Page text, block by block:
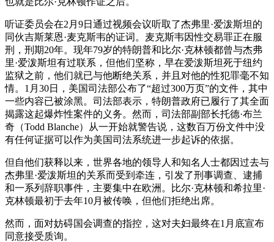
听证委员会在2月9日通过视频会议听取了杰弗里·爱泼斯坦的
同伙吉斯莱恩·麦克斯韦的证词。麦克斯韦因性交易罪正在服
刑，刑期20年。现年79岁的特朗普和比尔·克林顿都曾与杰弗
里·爱泼斯坦有过联系，但他们坚称，早在爱泼斯坦死于纽约
监狱之前，他们就已与他断绝关系，并且对他的性犯罪毫不知
情。1月30日，美国司法部公布了“超过300万页”的文件，其中
一些内容已被涂黑。司法部表示，特朗普政府已履行了其全面
揭露这起爆炸性案件的义务。然而，司法部副部长托德·布兰
奇（Todd Blanche）从一开始就警告说，这数百万份文件中没
有任何证据可以作为美国司法系统进一步起诉的依据。
但自他们获释以来，世界各地的领导人和知名人士都因过去与
杰弗里·爱泼斯坦的关系而受到牵连，引发了刑事调查、逮捕
和一系列辞职事件，主要集中在欧洲。比尔·克林顿和希拉里·
克林顿最初于去年10月被传唤，但他们拒绝出席。
然而，面对妨碍国会调查的指控，这对夫妇最终在1月底宣布
同意接受质询。